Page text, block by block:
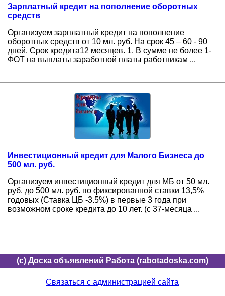
Зарплатный кредит на пополнение оборотных
средств
Организуем зарплатный кредит на пополнение
оборотных средств от 10 мл. руб. На срок 45 – 60 - 90
дней. Срок кредита12 месяцев. 1. В сумме не более 1-
ФОТ на выплаты заработной платы работникам ...
Инвестиционный кредит для Малого Бизнеса до
500 мл. руб.
Организуем инвестиционный кредит для МБ от 50 мл.
руб. до 500 мл. руб. по фиксированной ставки 13,5%
годовых (Ставка ЦБ -3.5%) в первые 3 года при
возможном сроке кредита до 10 лет. (с 37-месяца ...
(c) Доска объявлений Работа (rabotadoska.com)
Связаться с администрацией сайта